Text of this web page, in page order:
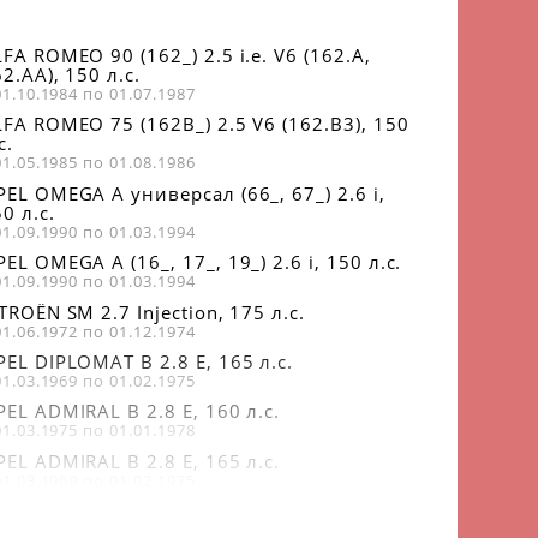
ROMEO 90 (162_) 2.5 i.e. V6 (162.A,
150 л.с.
по 01.07.1987
ROMEO 75 (162B_) 2.5 V6 (162.B3), 150
по 01.08.1986
OMEGA A универсал (66_, 67_) 2.6 i,
л.с.
по 01.03.1994
OMEGA A (16_, 17_, 19_) 2.6 i, 150 л.с.
по 01.03.1994
SM 2.7 Injection, 175 л.с.
по 01.12.1974
DIPLOMAT B 2.8 E, 165 л.с.
по 01.02.1975
ADMIRAL B 2.8 E, 160 л.с.
по 01.01.1978
ADMIRAL B 2.8 E, 165 л.с.